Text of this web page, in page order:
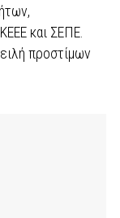
και ΣΕΠΕ.
προστίμων